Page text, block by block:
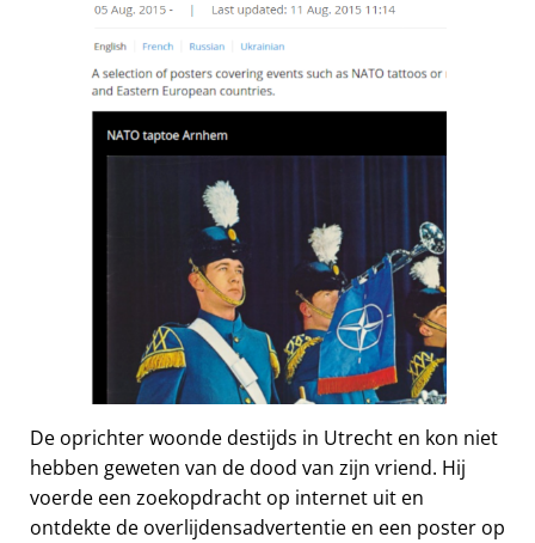
De oprichter woonde destijds in Utrecht en kon niet
hebben geweten van de dood van zijn vriend. Hij
voerde een zoekopdracht op internet uit en
ontdekte de overlijdensadvertentie en een poster op